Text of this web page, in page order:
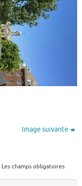
Image suivante
Les champs obligatoires